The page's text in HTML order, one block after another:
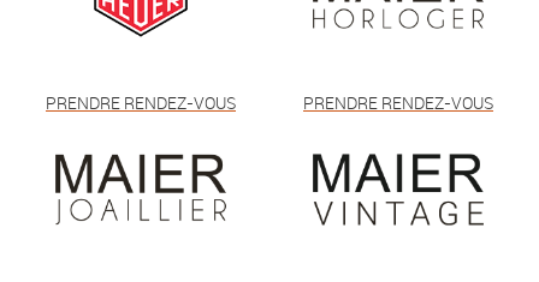
PRENDRE RENDEZ-VOUS PRENDRE RENDEZ-VOUS